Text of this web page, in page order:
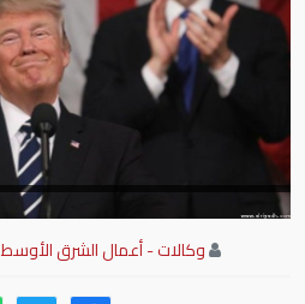
وكالات - أعمال الشرق الأوسط